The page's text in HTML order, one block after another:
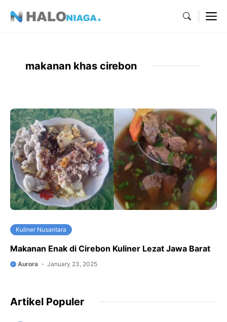
makanan khas cirebon
Kuliner Nusantara
Makanan Enak di Cirebon Kuliner Lezat Jawa Barat
Aurora January 23, 2025
Artikel Populer